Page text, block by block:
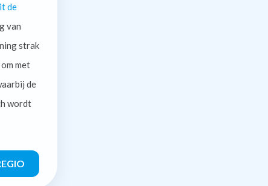
de
van
strak
met
de
wordt